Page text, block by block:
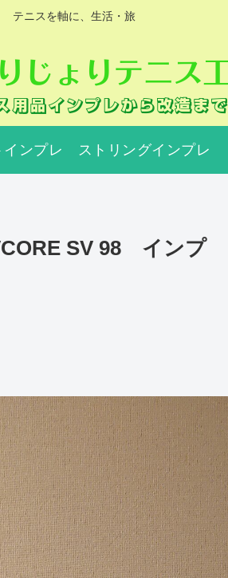
テニスを軸に、生活・旅
インプレ ストリングインプレ
SV 98 インプ